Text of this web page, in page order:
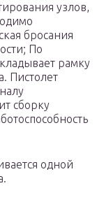
узлов,
бросания
По
рамку
Пистолет
сборку
одной